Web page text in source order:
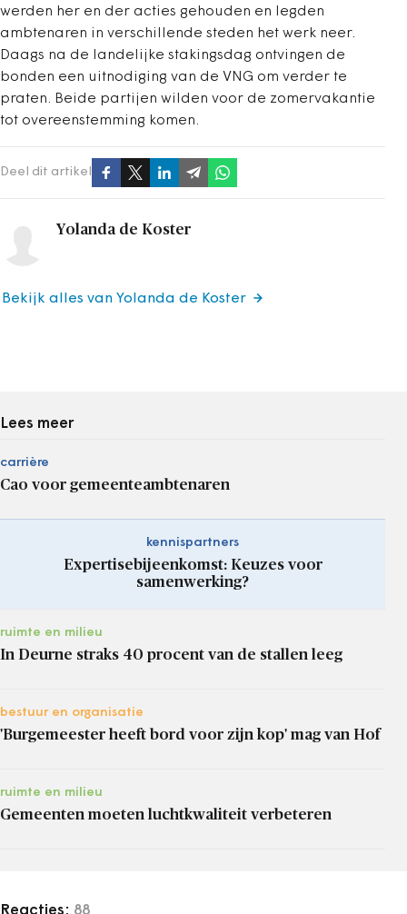
werden her en der acties gehouden en legden
ambtenaren in verschillende steden het werk neer.
Daags na de landelijke stakingsdag ontvingen de
bonden een uitnodiging van de VNG om verder te
praten. Beide partijen wilden voor de zomervakantie
tot overeenstemming komen.
Deel dit artikel
Yolanda de Koster
Bekijk alles van Yolanda de Koster
Lees meer
carrière
Cao voor gemeenteambtenaren
kennispartners
Expertisebijeenkomst: Keuzes voor
samenwerking?
ruimte en milieu
In Deurne straks 40 procent van de stallen leeg
bestuur en organisatie
'Burgemeester heeft bord voor zijn kop' mag van Hof
ruimte en milieu
Gemeenten moeten luchtkwaliteit verbeteren
Reacties: 88